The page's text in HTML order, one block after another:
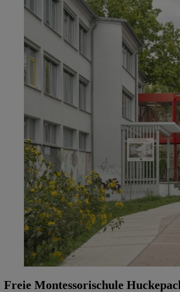
Freie Montessorischule